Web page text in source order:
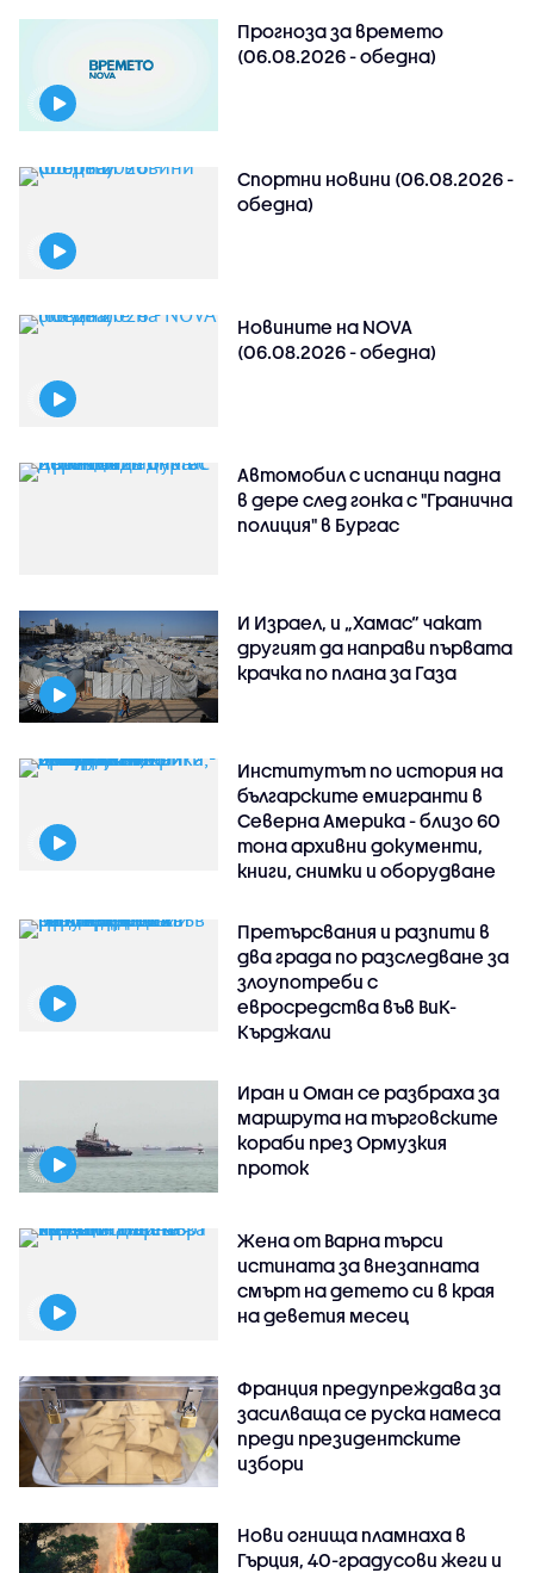
Прогноза за времето
(06.08.2026 - обедна)
Спортни новини (06.08.2026 -
обедна)
Новините на NOVA
(06.08.2026 - обедна)
Автомобил с испанци падна
в дере след гонка с "Гранична
полиция" в Бургас
И Израел, и „Хамас“ чакат
другият да направи първата
крачка по плана за Газа
Институтът по история на
българските емигранти в
Северна Америка - близо 60
тона архивни документи,
книги, снимки и оборудване
Претърсвания и разпити в
два града по разследване за
злоупотреби с
евросредства във ВиК-
Кърджали
Иран и Оман се разбраха за
маршрута на търговските
кораби през Ормузкия
проток
Жена от Варна търси
истината за внезапната
смърт на детето си в края
на деветия месец
Франция предупреждава за
засилваща се руска намеса
преди президентските
избори
Нови огнища пламнаха в
Гърция, 40-градусови жеги и